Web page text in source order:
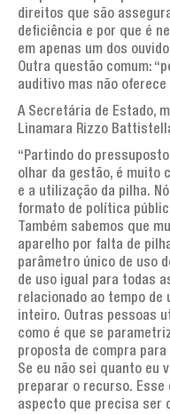
direitos que são
deficiência e por que é
em apenas um dos
Outra questão comum:
auditivo mas não oferece
A Secretária de Estado,
Linamara Rizzo
“Partindo do
olhar da gestão, é muito
e a utilização da pilha.
formato de política
Também sabemos que
aparelho por falta de
parâmetro único de uso
de uso igual para todas
relacionado ao tempo de
inteiro. Outras pessoas
como é que se
proposta de compra
Se eu não sei quanto eu
preparar o recurso.
aspecto que precisa ser